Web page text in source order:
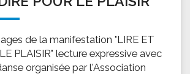
de la manifestation "LIRE ET
PLAISIR" lecture expressive avec
organisée par l'Association